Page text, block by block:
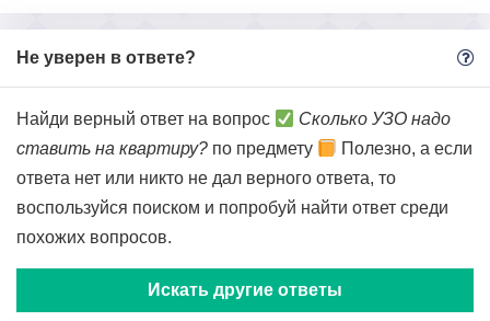
Не уверен в ответе?
Найди верный ответ на вопрос
Сколько УЗО надо
ставить на квартиру? по предмету
Полезно, а если
ответа нет или никто не дал верного ответа, то
воспользуйся поиском и попробуй найти ответ среди
похожих вопросов.
Искать другие ответы